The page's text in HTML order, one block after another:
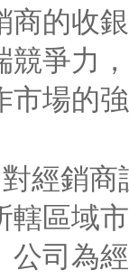
商的收
競爭力
市場的
經銷商
轄區域
公司為